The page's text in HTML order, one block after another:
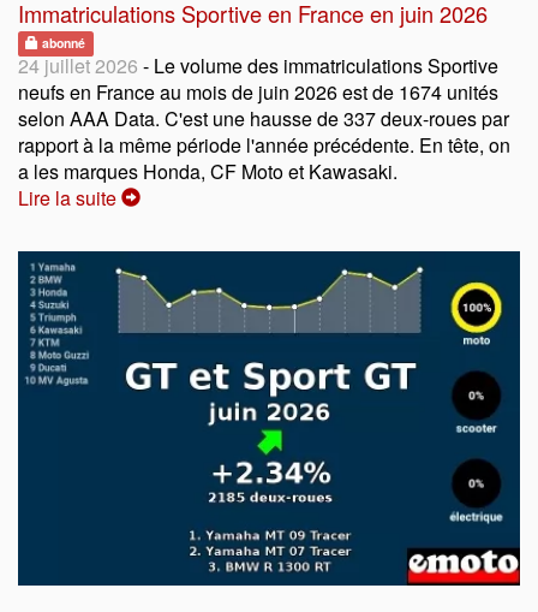
Immatriculations Sportive en France en juin 2026
abonné
24 juillet 2026 - Le volume des immatriculations Sportive
neufs en France au mois de juin 2026 est de 1674 unités
selon AAA Data. C'est une hausse de 337 deux-roues par
rapport à la même période l'année précédente. En tête, on
a les marques Honda, CF Moto et Kawasaki.
Lire la suite